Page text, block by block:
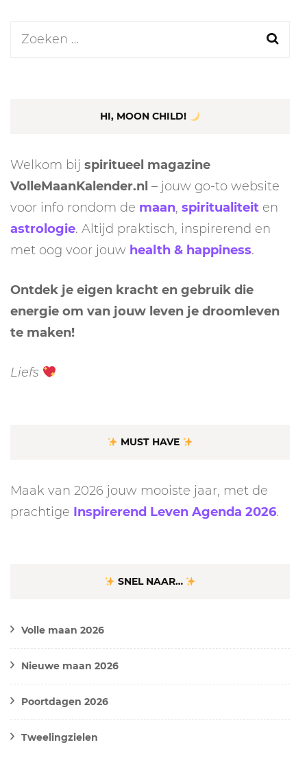
Zoeken
HI, MOON CHILD!
Welkom bij spiritueel magazine
VolleMaanKalender.nl – jouw go-to website
voor info rondom de maan, spiritualiteit en
astrologie. Altijd praktisch, inspirerend en
met oog voor jouw health & happiness.
Ontdek je eigen kracht en gebruik die
energie om van jouw leven je droomleven
te maken!
Liefs
MUST HAVE
Maak van 2026 jouw mooiste jaar, met de
prachtige Inspirerend Leven Agenda 2026.
SNEL NAAR…
Volle maan 2026
Nieuwe maan 2026
Poortdagen 2026
Tweelingzielen